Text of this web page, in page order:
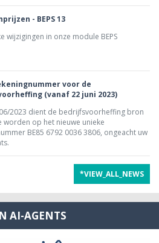
- BEPS 13
wijzigingen in onze module BEPS
voor de
(vanaf 22 juni 2023)
2023 dient de bedrijfsvoorheffing bron
worden op het nieuwe unieke
BE85 6792 0036 3806, ongeacht uw
*VIEW_ALL_NEWS
AI-AGENTS